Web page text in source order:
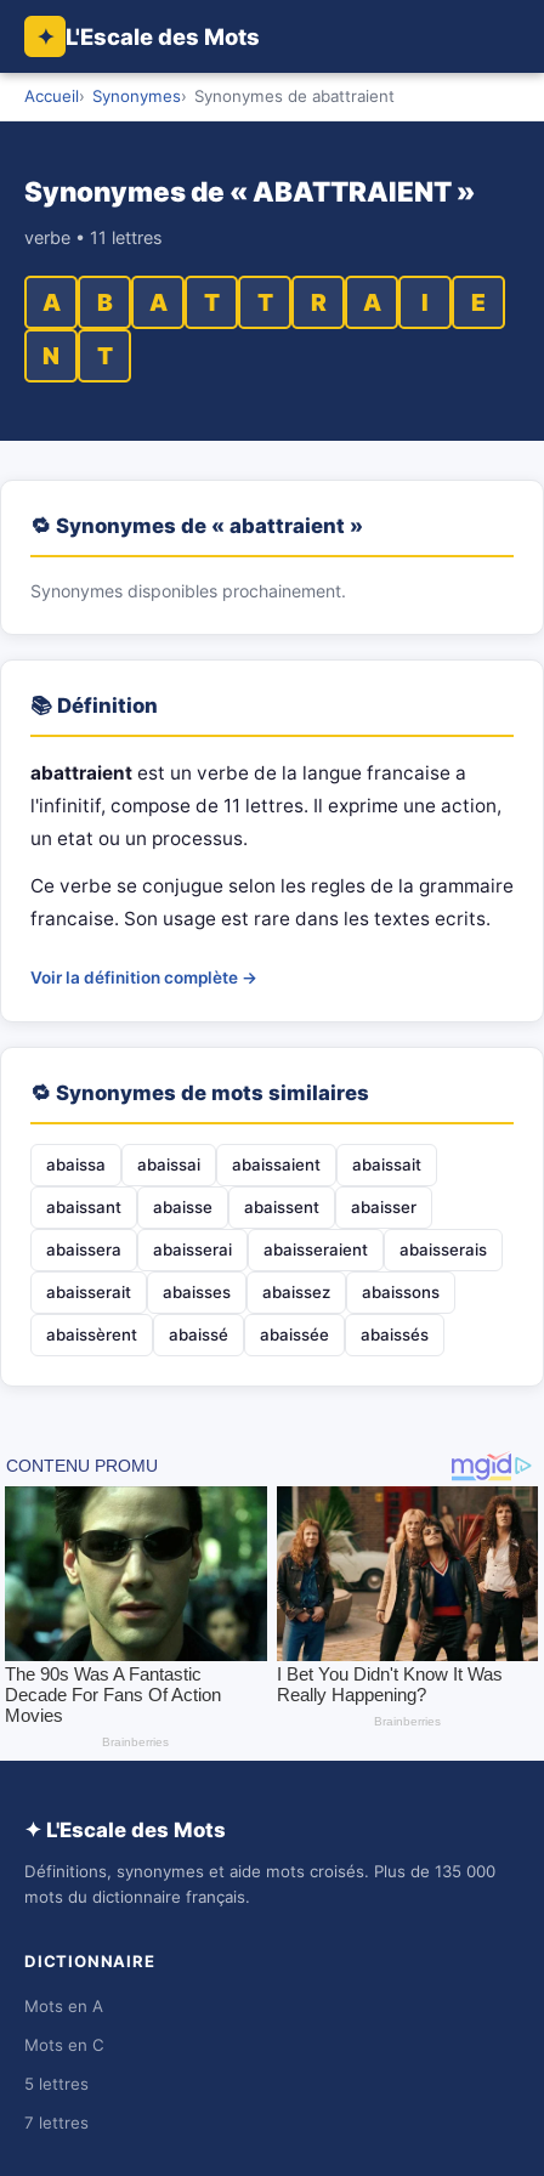
✦ L'Escale des Mots
Accueil Synonymes Synonymes de abattraient
Synonymes de « ABATTRAIENT »
verbe • 11 lettres
A B A T T R A I
E
N
T
🔁 Synonymes de « abattraient »
Synonymes disponibles prochainement.
📚 Définition
abattraient est un verbe de la langue francaise a
l'infinitif, compose de 11 lettres. Il exprime une action,
un etat ou un processus.
Ce verbe se conjugue selon les regles de la grammaire
francaise. Son usage est rare dans les textes ecrits.
Voir la définition complète →
🔁 Synonymes de mots similaires
abaissa abaissai abaissaient abaissait
abaissant abaisse abaissent abaisser
abaissera abaisserai abaisseraient abaisserais
abaisserait abaisses abaissez abaissons
abaissèrent abaissé abaissée abaissés
✦ L'Escale des Mots
Définitions, synonymes et aide mots croisés. Plus de 135 000
mots du dictionnaire français.
DICTIONNAIRE
Mots en A
Mots en C
5 lettres
7 lettres